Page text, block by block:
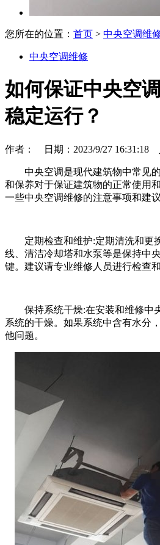
您所在的位置： 首页 > 中央空调维
中央空调维修
如何保证中央空
稳定运行？
作者： 日期：2023/9/27 16:31:18
中央空调是现代建筑物中常见的
和保养对于保证建筑物的正常使用
一些中央空调维修的注意事项和建
定期检查和维护:定期清洗和更
线、清洁冷却塔和水泵等是保持中
键。建议请专业维修人员进行检查和
保持系统干燥:在安装和维修中
系统的干燥。如果系统中含有水分
他问题。